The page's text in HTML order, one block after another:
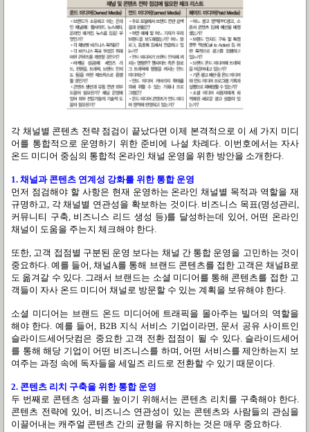
각 채널별 콘텐츠 전략 점검이 끝났다면 이제 본격적으로 이 세 가지 미디
어를 통합적으로 운영하기 위한 준비에 나설 차례다. 이번호에서는 자사
온드 미디어 중심의 통합적 온라인 채널 운영을 위한 방안을 소개한다.
1. 채널과 콘텐츠 연계성 강화를 위한 통합 운영
먼저 점검해야 할 사항은 현재 운영하는 온라인 채널별 목적과 역할을 재
규명하고, 각 채널별 연관성을 확보하는 것이다. 비즈니스 목표(명성관리,
커뮤니티 구축, 비즈니스 리드 생성 등)를 달성하는데 있어, 어떤 온라인
채널이 도움을 주는지 체크해야 한다.
또한, 고객 접점별 구분된 운영 보다는 채널 간 통합 운영을 고민하는 것이
중요하다. 예를 들어, 채널A를 통해 브랜드 콘텐츠를 접한 고객은 채널B로
도 옮겨갈 수 있다. 그래서 브랜드는 소셜 미디어를 통해 콘텐츠를 접한 고
객들이 자사 온드 미디어 채널로 방문할 수 있는 계획을 보유해야 한다.
소셜 미디어는 브랜드 온드 미디어에 트래픽을 몰아주는 빌더의 역할을
해야 한다. 예를 들어, B2B 지식 서비스 기업이라면, 문서 공유 사이트인
슬라이드세어닷컴은 중요한 고객 전환 접점이 될 수 있다. 슬라이드세어
를 통해 해당 기업이 어떤 비즈니스를 하며, 어떤 서비스를 제안하는지 보
여주는 과정 속에 독자들을 세일즈 리드로 전환할 수 있기 때문이다.
2. 콘텐츠 리치 구축을 위한 통합 운영
두 번째로 콘텐츠 성과를 높이기 위해서는 콘텐츠 리치를 구축해야 한다.
콘텐츠 전략에 있어, 비즈니스 연관성이 있는 콘텐츠와 사람들의 관심을
이끌어내는 캐주얼 콘텐츠 간의 균형을 유지하는 것은 매우 중요하다.